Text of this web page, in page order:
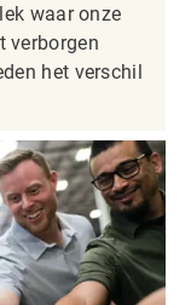
waar onze
verborgen
het verschil